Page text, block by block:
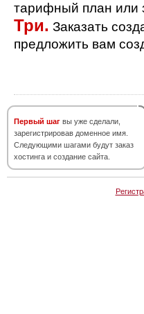
тарифный план или
Три. Заказать
предложить вам
Первый шаг вы уже сделали,
зарегистрировав доменное имя.
Следующими шагами будут заказ
хостинга и создание сайта.